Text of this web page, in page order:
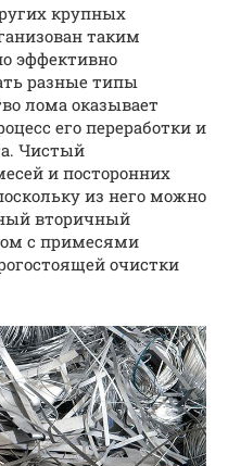
крупных
таким
эффективно
разные типы
лома оказывает
его переработки и
Чистый
и посторонних
из него можно
вторичный
с примесями
очистки